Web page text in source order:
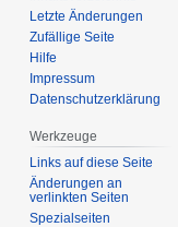
Letzte Änderungen
Zufällige Seite
Hilfe
Impressum
Datenschutzerklärung
Werkzeuge
Links auf diese Seite
Änderungen an
verlinkten Seiten
Spezialseiten